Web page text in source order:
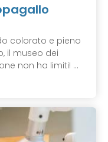
colorato e pieno
il museo dei
non ha limiti! ...